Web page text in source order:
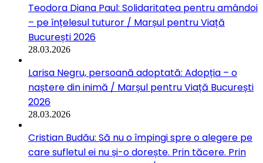
Teodora Diana Paul: Solidaritatea pentru amândoi
– pe înțelesul tuturor / Marșul pentru Viață
București 2026
28.03.2026
Larisa Negru, persoană adoptată: Adopția – o
naștere din inimă / Marșul pentru Viață București
2026
28.03.2026
Cristian Budău: Să nu o împingi spre o alegere pe
care sufletul ei nu și-o dorește. Prin tăcere. Prin